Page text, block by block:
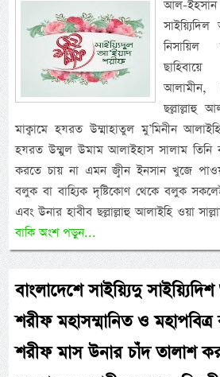
আল-
নিসায়িল
আলামীন,
ছল্লাল্লাহু
মাক্বামে হযরত উম্মাহাতুল মু’মিনীন
হযরত উম্মুল উমাম আলাইহাস সালাম তিনি
করতে চায় না এমন জ্বীন ইনসান খুজে
বলুক বা বাহ্যিক দৃষ্টিকোণ থেকে বলুক
এবং উনার হাবীব ছল্লাল্লাহু আলাইহি ওয়া
বাকি অংশ পড়ুন...
বাংলাদেশে সাইয়্যিদু
শরীফ মহাসম্মানিত ও
শরীফ মাস উনার চাঁদ তালাশ